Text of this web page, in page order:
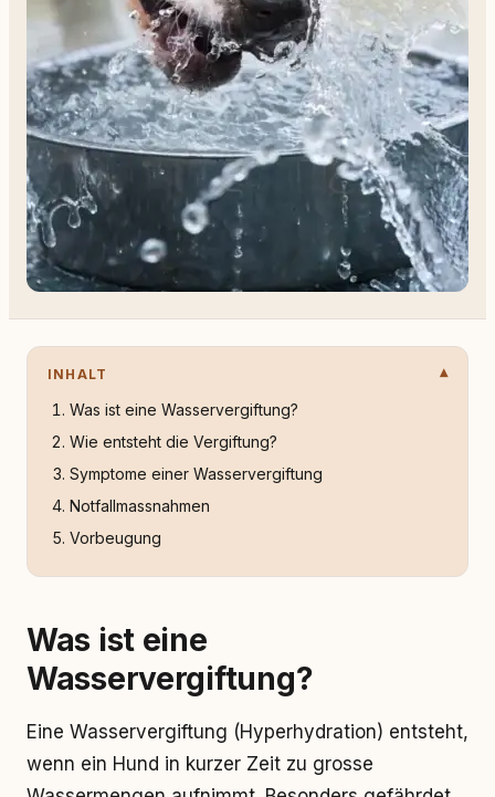
INHALT
Was ist eine Wasservergiftung?
Wie entsteht die Vergiftung?
Symptome einer Wasservergiftung
Notfallmassnahmen
Vorbeugung
Was ist eine
Wasservergiftung?
Eine Wasservergiftung (Hyperhydration) entsteht,
wenn ein Hund in kurzer Zeit zu grosse